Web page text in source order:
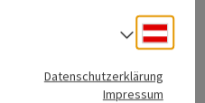
Pub & Brauerei
Datenschutzerklärung
Impressum